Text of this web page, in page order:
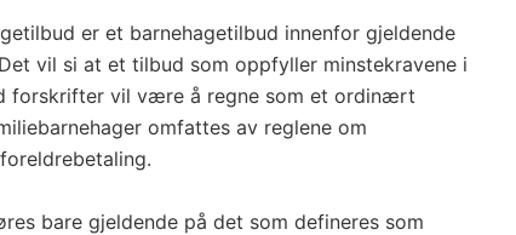
er et barnehagetilbud innenfor gjeldende
vil si at et tilbud som oppfyller minstekravene i
forskrifter vil være å regne som et ordinært
omfattes av reglene om
bare gjeldende på det som defineres som